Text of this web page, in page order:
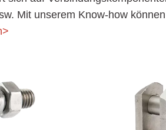
Mit unserem Know-how